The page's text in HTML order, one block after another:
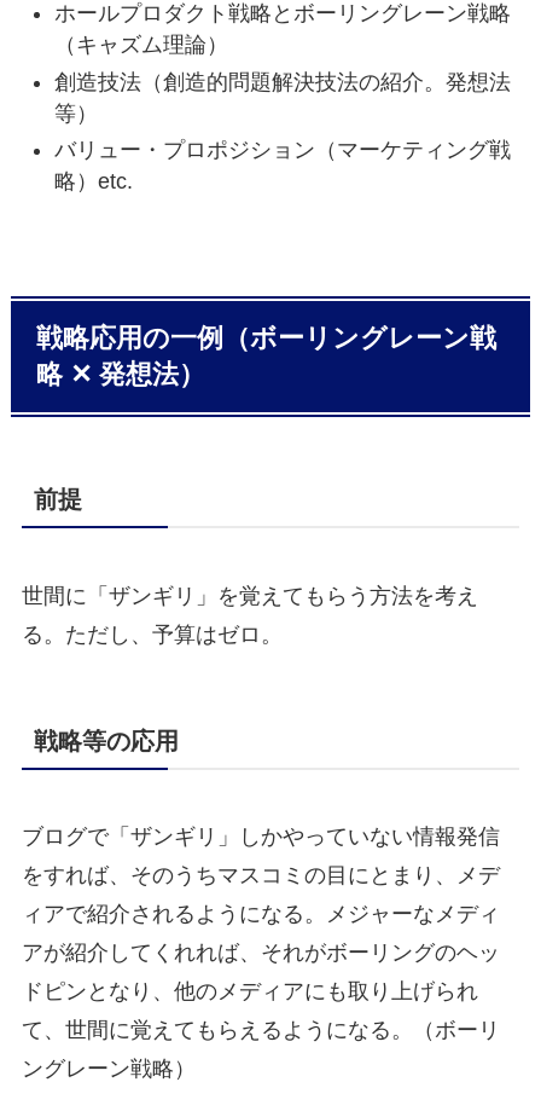
ホールプロダクト戦略とボーリングレーン戦略
（キャズム理論）
創造技法（創造的問題解決技法の紹介。発想法
等）
バリュー・プロポジション（マーケティング戦
略）etc.
戦略応用の一例（ボーリングレーン戦
略 ✕ 発想法）
前提
世間に「ザンギリ」を覚えてもらう方法を考え
る。ただし、予算はゼロ。
戦略等の応用
ブログで「ザンギリ」しかやっていない情報発信
をすれば、そのうちマスコミの目にとまり、メデ
ィアで紹介されるようになる。メジャーなメディ
アが紹介してくれれば、それがボーリングのヘッ
ドピンとなり、他のメディアにも取り上げられ
て、世間に覚えてもらえるようになる。（ボーリ
ングレーン戦略）